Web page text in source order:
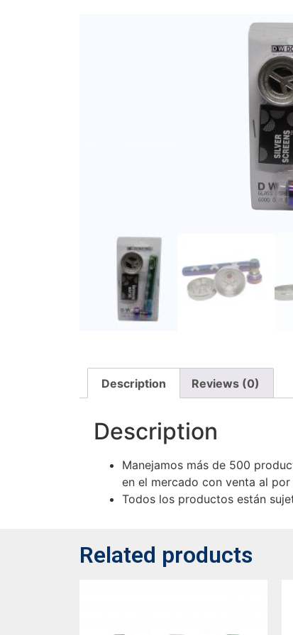
Description Reviews (0)
Description
Manejamos más de 500
en el mercado con venta al
Todos los productos están
Related products